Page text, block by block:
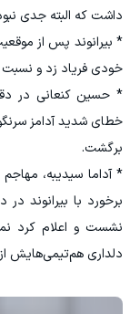
داشت که البته جدی
خودی فریاد زد و
خطای شدید آدامز
برگشت.
* آداما سیدیبه،
نشست و اعلام کرد
دلداری هم‌تیمی‌هایش